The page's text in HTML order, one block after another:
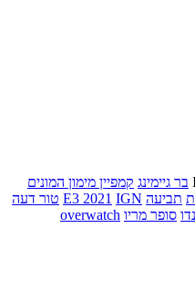
בר גיימינג קמפיין מימון המונים
תביעה E3 2021 IGN
טור דעה
סופר מריו overwatch